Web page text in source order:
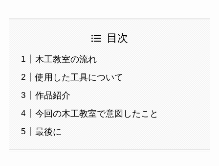
目次
木工教室の流れ
使用した工具について
作品紹介
今回の木工教室で意図したこと
最後に